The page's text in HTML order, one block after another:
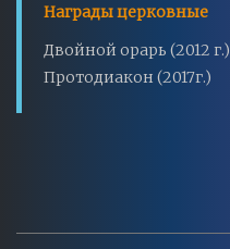
Награды церковные
Двойной орарь (2012 г.)
Протодиакон (2017г.)